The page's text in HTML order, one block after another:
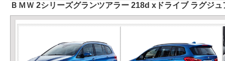
ＢＭＷ 2シリーズグランツアラー 218d xドライブ ラグジ